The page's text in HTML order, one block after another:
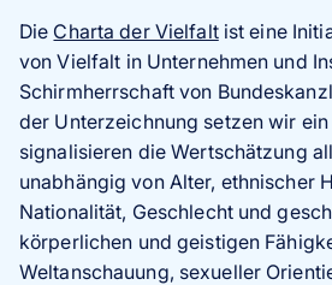
Die Charta der Vielfaltist eine
von Vielfalt in Unternehmen und
Schirmherrschaft von
der Unterzeichnung setzen wir
signalisieren die Wertschätzung
unabhängig von Alter, ethnischer
Nationalität, Geschlecht und
körperlichen und geistigen
Weltanschauung, sexueller